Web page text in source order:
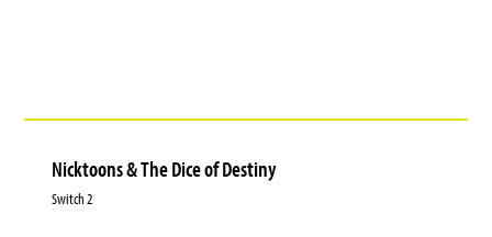
Nicktoons & The Dice of Destiny
Switch 2